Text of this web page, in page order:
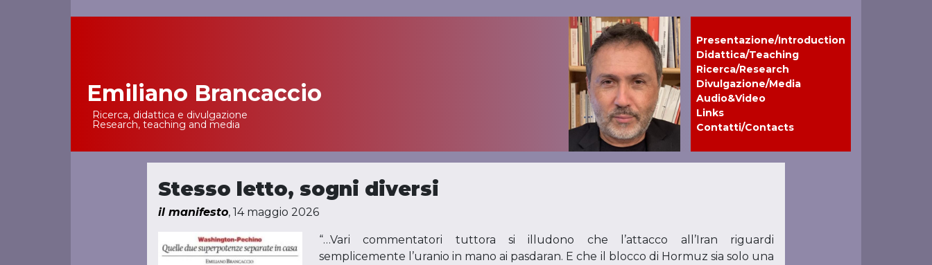
Main NavigationEmiliano Brancaccio
Ricerca, didattica e divulgazione
Research, teaching and media
Presentazione/Introduction
Didattica/Teaching
Ricerca/Research
Divulgazione/Media
Audio&Video
Links
Contatti/Contacts
Stesso letto, sogni diversi
il manifesto, 14 maggio 2026
“…Vari commentatori tuttora si illudono che l’attacco all’Iran riguardi
semplicemente l’uranio in mano ai pasdaran. E che il blocco di Hormuz sia solo una